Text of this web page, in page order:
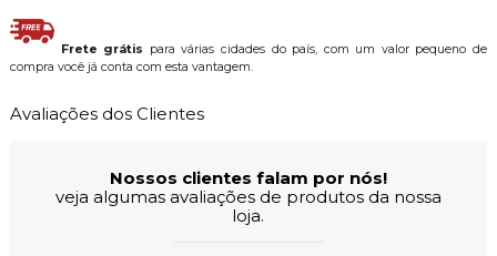
Frete grátis para várias cidades do país, com um valor pequeno de
compra você já conta com esta vantagem.
Avaliações dos Clientes
Nossos clientes falam por nós!
veja algumas avaliações de produtos da nossa
loja.